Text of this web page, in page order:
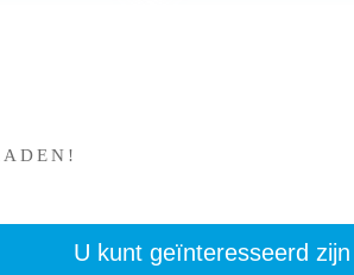
U kunt geïnteresseerd zijn